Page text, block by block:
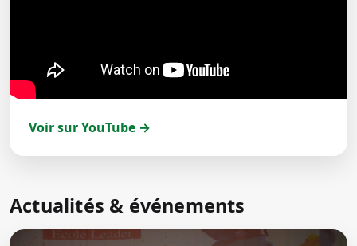
Voir sur YouTube →
Actualités & événements